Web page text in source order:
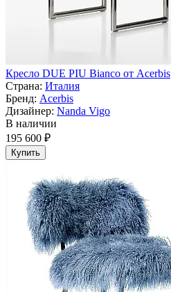
Кресло DUE PIU Bianco от Acerbis
Страна: Италия
Бренд: Acerbis
Дизайнер: Nanda Vigo
В наличии
195 600 ₽
Купить